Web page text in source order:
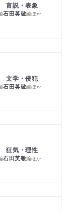
言説・表象
石田英敬編ほか
文学・侵犯
石田英敬編ほか
狂気・理性
石田英敬編ほか